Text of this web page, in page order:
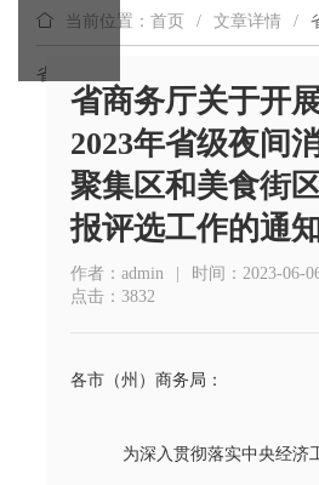
当前位置：首页 / 文章详情 /
省级夜间消费聚集区和美食街区申报
省商务厅关于开
2023年省级夜间
聚集区和美食街
报评选工作的通
作者：admin | 时间：2023-06-
点击：3832
各市（州）商务局：
为深入贯彻落实中央经济